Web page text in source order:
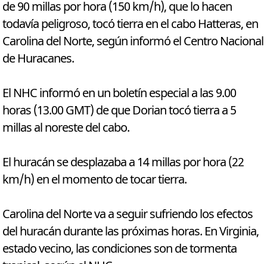
de 90 millas por hora (150 km/h), que lo hacen
todavía peligroso, tocó tierra en el cabo Hatteras, en
Carolina del Norte, según informó el Centro Nacional
de Huracanes.
El NHC informó en un boletín especial a las 9.00
horas (13.00 GMT) de que Dorian tocó tierra a 5
millas al noreste del cabo.
El huracán se desplazaba a 14 millas por hora (22
km/h) en el momento de tocar tierra.
Carolina del Norte va a seguir sufriendo los efectos
del huracán durante las próximas horas. En Virginia,
estado vecino, las condiciones son de tormenta